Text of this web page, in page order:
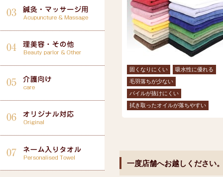
固くなりにくい
吸水性に優れる
毛羽落ちが少ない
パイルが抜けにくい
拭き取ったオイルが落ちやすい
一度店舗へお越しください